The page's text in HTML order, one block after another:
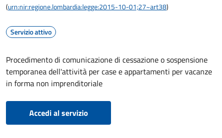
(urn:nir:regione.lombardia:legge:2015-10-01;27~art38)
Servizio attivo
Procedimento di comunicazione di cessazione o sospensione
temporanea dell'attività per case e appartamenti per vacanze
in forma non imprenditoriale
Accedi al servizio